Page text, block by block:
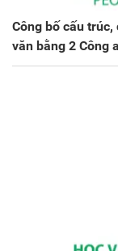
Công bố cấu
văn bằng 2 Công